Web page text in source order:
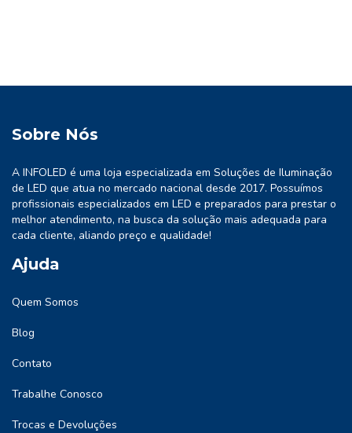
Sobre Nós
A INFOLED é uma loja especializada em Soluções de Iluminação
de LED que atua no mercado nacional desde 2017. Possuímos
profissionais especializados em LED e preparados para prestar o
melhor atendimento, na busca da solução mais adequada para
cada cliente, aliando preço e qualidade!
Ajuda
Quem Somos
Blog
Contato
Trabalhe Conosco
Trocas e Devoluções